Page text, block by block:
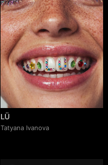
LÜ
Tatyana Ivanova